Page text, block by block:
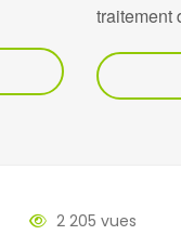
traitement
2 205 vues
49 rue du
Cabris 97410
0262 24 12 42
Saint Louis